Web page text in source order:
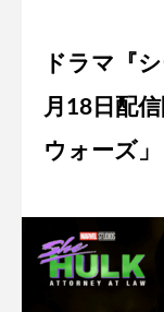
ドラマ『
月18日配
ウォーズ